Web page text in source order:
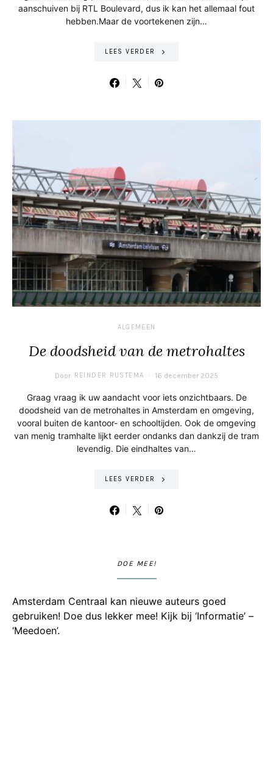
aanschuiven bij RTL Boulevard, dus ik kan het allemaal fout
hebben.Maar de voortekenen zijn…
LEES VERDER
ALGEMEEN
De doodsheid van de metrohaltes
Door REINDER RUSTEMA 16 december 2025
Graag vraag ik uw aandacht voor iets onzichtbaars. De
doodsheid van de metrohaltes in Amsterdam en omgeving,
vooral buiten de kantoor- en schooltijden. Ook de omgeving
van menig tramhalte lijkt eerder ondanks dan dankzij de tram
levendig. Die eindhaltes van…
LEES VERDER
DOE MEE!
Amsterdam Centraal kan nieuwe auteurs goed
gebruiken! Doe dus lekker mee! Kijk bij ‘Informatie’ –
‘Meedoen’.